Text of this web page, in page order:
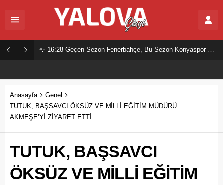
16:28 Geçen Sezon Fenerbahçe, Bu Sezon Konyaspor Mu?
Anasayfa
Genel
TUTUK, BAŞSAVCI ÖKSÜZ VE MİLLİ EĞİTİM MÜDÜRÜ
AKMEŞE’Yİ ZİYARET ETTİ
TUTUK, BAŞSAVCI
ÖKSÜZ VE MİLLİ EĞİTİM